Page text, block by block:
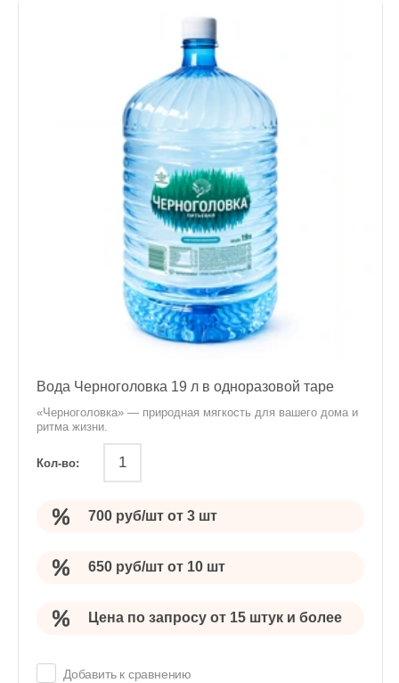
Вода Черноголовка 19 л в одноразовой таре
«Черноголовка» — природная мягкость для вашего дома и
ритма жизни.
Кол-во:
700 руб/шт от 3 шт
650 руб/шт от 10 шт
Цена по запросу от 15 штук и более
Добавить к сравнению